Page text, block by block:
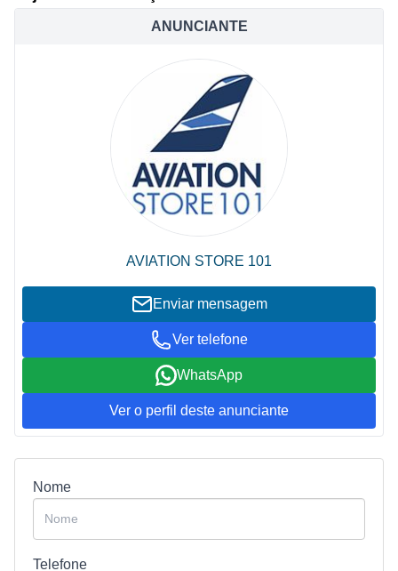
ANUNCIANTE
AVIATION STORE 101
Enviar mensagem
Ver telefone
WhatsApp
Ver o perfil deste anunciante
Nome
Telefone